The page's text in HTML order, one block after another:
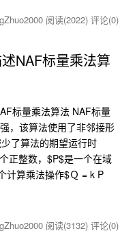
阅读(2022) 评论(0)
NAF标量乘法算
标量乘法算法 NAF标量
，该算法使用了非邻接形
了算法的期望运行时
正整数，$P$是一个在域
计算乘法操作$Ｑ = k P
阅读(3132) 评论(0)